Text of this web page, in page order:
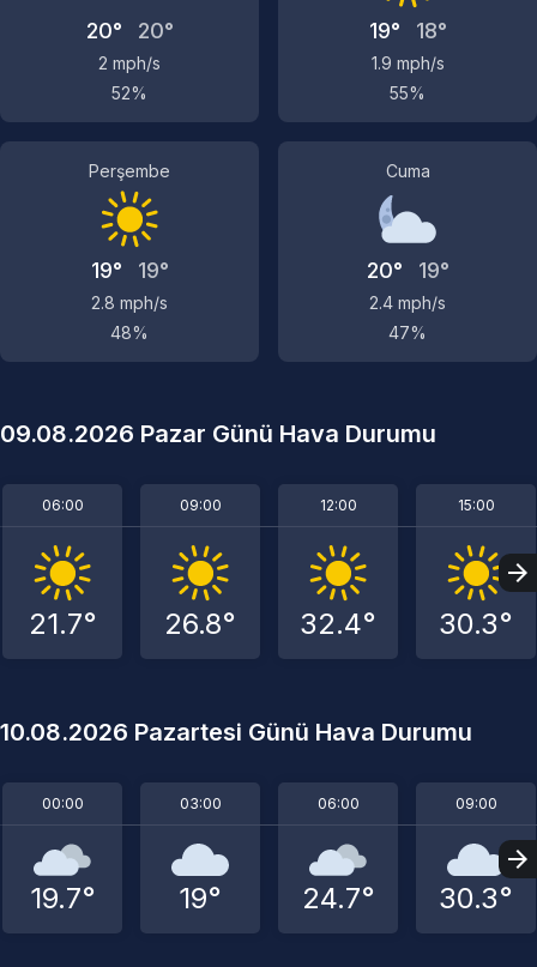
20° 20°
2 mph/s
52%
19° 18°
1.9 mph/s
55%
Perşembe
19° 19°
2.8 mph/s
48%
Cuma
20° 19°
2.4 mph/s
47%
09.08.2026 Pazar Günü Hava Durumu
06:00
21.7°
09:00
26.8°
12:00
32.4°
15:00
30.3°
10.08.2026 Pazartesi Günü Hava Durumu
00:00
19.7°
03:00
19°
06:00
24.7°
09:00
30.3°